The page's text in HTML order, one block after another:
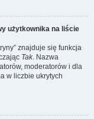
użytkownika na liście
znajduje się funkcja
Tak. Nazwa
moderatorów i dla
w liczbie ukrytych